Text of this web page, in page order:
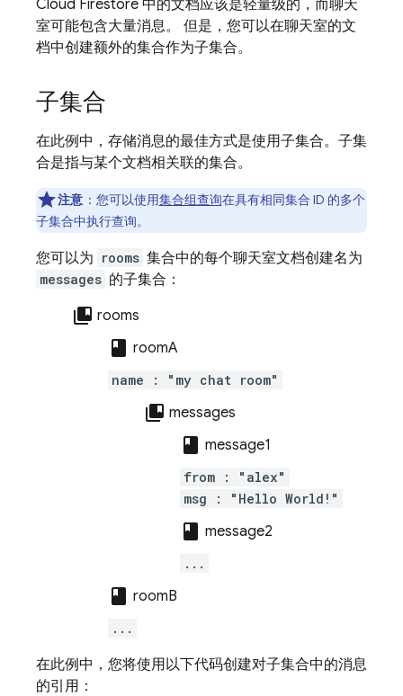
Cloud Firestore 中的文档应该是轻量级的，而聊天
室可能包含大量消息。 但是，您可以在聊天室的文
档中创建额外的集合作为子集合。
子集合
在此例中，存储消息的最佳方式是使用子集合。子集
合是指与某个文档相关联的集合。
注意 ： 您可以使用集合组查询在具有相同集合 ID 的多个
子集合中执行查询。
您可以为 rooms 集合中的每个聊天室文档创建名为
messages 的子集合：
collections_bookmark rooms
class roomA
name : "my chat room"
collections_bookmark messages
class message1
from : "alex"
msg : "Hello World!"
class message2
...
class roomB
...
在此例中，您将使用以下代码创建对子集合中的消息
的引用：